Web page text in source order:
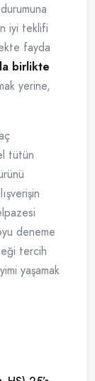
iyi teklifi
fayda
birlikte
yerine,
tütün
deneme
tercih
yaşamak